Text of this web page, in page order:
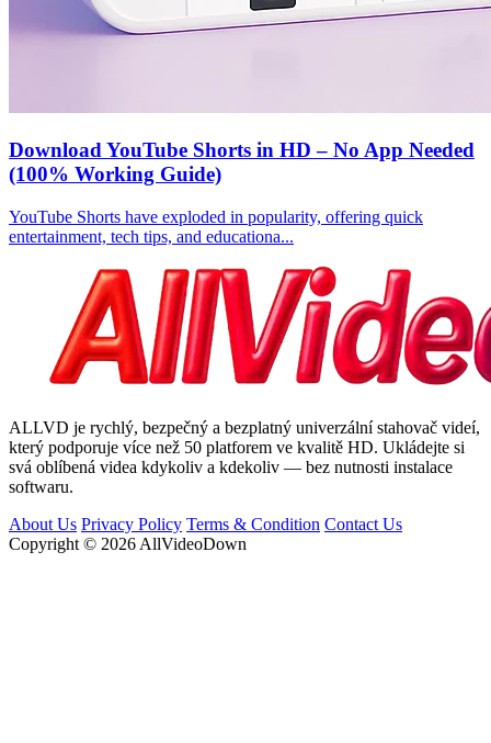
Download YouTube Shorts in HD – No App Needed
(100% Working Guide)
YouTube Shorts have exploded in popularity, offering quick
entertainment, tech tips, and educationa...
ALLVD je rychlý, bezpečný a bezplatný univerzální stahovač videí,
který podporuje více než 50 platforem ve kvalitě HD. Ukládejte si
svá oblíbená videa kdykoliv a kdekoliv — bez nutnosti instalace
softwaru.
About Us Privacy Policy Terms & Condition Contact Us
Copyright © 2026 AllVideoDown